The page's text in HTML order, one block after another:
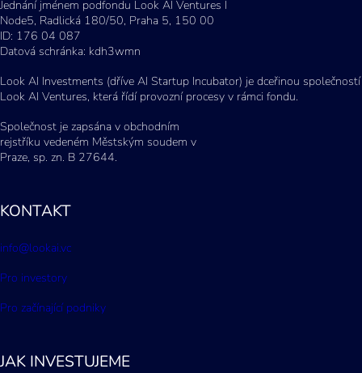
Jednání jménem podfondu Look AI Ventures I
Node5, Radlická 180/50, Praha 5, 150 00
ID: 176 04 087
Datová schránka: kdh3wmn
Look AI Investments (dříve AI Startup Incubator) je dceřinou společností
Look AI Ventures, která řídí provozní procesy v rámci fondu.
Společnost je zapsána v obchodním
rejstříku vedeném Městským soudem v
Praze, sp. zn. B 27644.
KONTAKT
info@lookai.vc
Pro investory
Pro začínající podniky
JAK INVESTUJEME